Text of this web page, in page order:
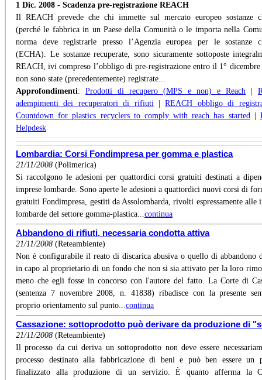
1 Dic. 2008 - Scadenza pre-registrazione REACH
Il REACH prevede che chi immette sul mercato europeo sostanze
(perché le fabbrica in un Paese della Comunità o le importa nella
norma deve registrarle presso l’Agenzia europea per le sostanze
(ECHA). Le sostanze recuperate, sono sicuramente sottoposte
REACH, ivi compreso l’obbligo di pre-registrazione entro il 1° dicembre
non sono state (precedentemente) registrate...
Approfondimenti: Prodotti di recupero (MPS e non) e Reach
adempimenti dei recuperatori di rifiuti|REACH obbligo di
Countdown for plastics recyclers to comply with reach has started|
Helpdesk
Lombardia: Corsi Fondimpresa per gomma e plastica
21/11/2008 (Polimerica)
Si raccolgono le adesioni per quattordici corsi gratuiti destinati a
imprese lombarde. Sono aperte le adesioni a quattordici nuovi corsi di
gratuiti Fondimpresa, gestiti da Assolombarda, rivolti espressamente alle
lombarde del settore gomma-plastica...continua
Abbandono di rifiuti, necessaria condotta attiva
21/11/2008 (Reteambiente)
Non è configurabile il reato di discarica abusiva o quello di
in capo al proprietario di un fondo che non si sia attivato per la loro
meno che egli fosse in concorso con l'autore del fatto. La Corte di
(sentenza 7 novembre 2008, n. 41838) ribadisce con la presente
proprio orientamento sul punto...continua
Cassazione: sottoprodotto può derivare da produzione di
21/11/2008 (Reteambiente)
Il processo da cui deriva un sottoprodotto non deve essere
processo destinato alla fabbricazione di beni e può ben essere un
finalizzato alla produzione di un servizio. È quanto afferma la